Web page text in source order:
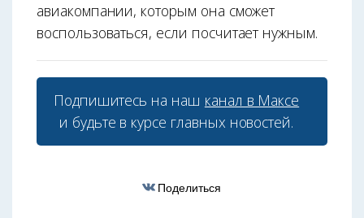
авиакомпании, которым она сможет
воспользоваться, если посчитает нужным.
Подпишитесь на наш канал в Максе
и будьте в курсе главных новостей.
Поделиться